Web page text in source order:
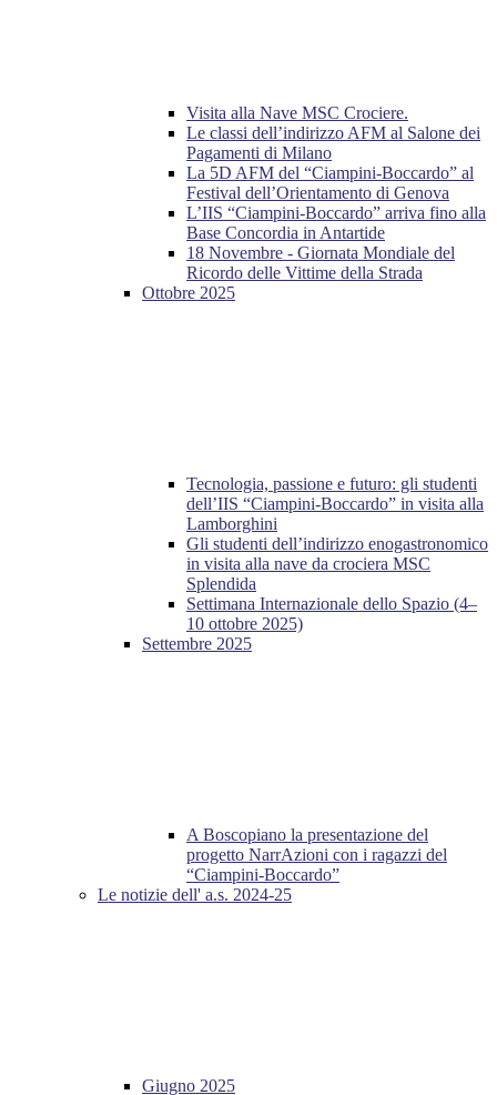
Visita alla Nave MSC Crociere.
Le classi dell’indirizzo AFM al Salone dei
Pagamenti di Milano
La 5D AFM del “Ciampini-Boccardo” al
Festival dell’Orientamento di Genova
L’IIS “Ciampini-Boccardo” arriva fino alla
Base Concordia in Antartide
18 Novembre - Giornata Mondiale del
Ricordo delle Vittime della Strada
Ottobre 2025
Tecnologia, passione e futuro: gli studenti
dell’IIS “Ciampini-Boccardo” in visita alla
Lamborghini
Gli studenti dell’indirizzo enogastronomico
in visita alla nave da crociera MSC
Splendida
Settimana Internazionale dello Spazio (4–
10 ottobre 2025)
Settembre 2025
A Boscopiano la presentazione del
progetto NarrAzioni con i ragazzi del
“Ciampini-Boccardo”
Le notizie dell' a.s. 2024-25
Giugno 2025